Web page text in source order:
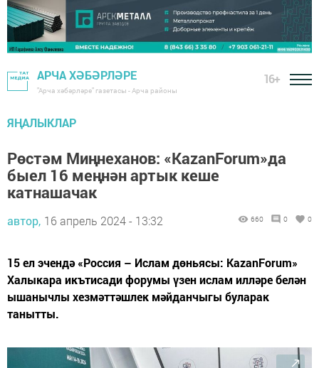
АРЧА ХӘБӘРЛӘРЕ
"Арча хәбәрләре" газетасы - Арча районы
16+
ЯҢАЛЫКЛАР
Рөстәм Миңнеханов: «KazanForum»да
быел 16 меңнән артык кеше
катнашачак
автор, 16 апрель 2024 - 13:32 660 0 0
15 ел эчендә «Россия – Ислам дөньясы: KazanForum»
Халыкара икътисади форумы үзен ислам илләре белән
ышанычлы хезмәттәшлек мәйданчыгы буларак
танытты.